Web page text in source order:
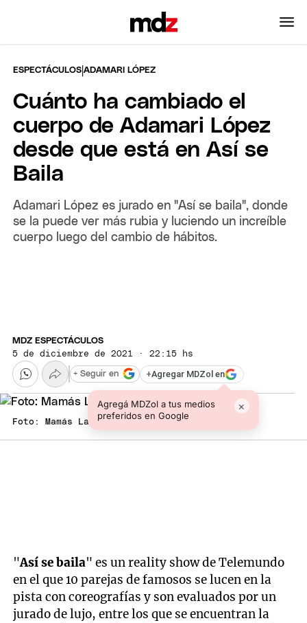
ESPECTÁCULOS |ADAMARI LÓPEZ
Cuánto ha cambiado el
cuerpo de Adamari López
desde que está en Así se
Baila
Adamari López es jurado en "Así se baila", donde
se la puede ver más rubia y luciendo un increíble
cuerpo luego del cambio de hábitos.
MDZ ESPECTÁCULOS
5 de diciembre de 2021 · 22:15 hs
+Agregar MDZol en
Agregá MDZol a tus medios
preferidos en Google
×
+ Seguir en
Foto: Mamás Latinas
"Así se baila" es un reality show de Telemundo
en el que 10 parejas de famosos se lucen en la
pista con coreografías y son evaluados por un
jurado de lujo, entre los que se encuentran la